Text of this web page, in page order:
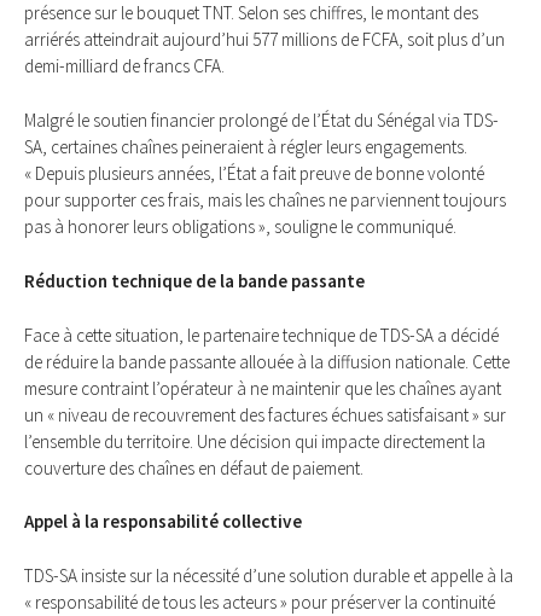
présence sur le bouquet TNT. Selon ses chiffres, le montant des
arriérés atteindrait aujourd’hui 577 millions de FCFA, soit plus d’un
demi-milliard de francs CFA.
Malgré le soutien financier prolongé de l’État du Sénégal via TDS-
SA, certaines chaînes peineraient à régler leurs engagements.
« Depuis plusieurs années, l’État a fait preuve de bonne volonté
pour supporter ces frais, mais les chaînes ne parviennent toujours
pas à honorer leurs obligations », souligne le communiqué.
Réduction technique de la bande passante
Face à cette situation, le partenaire technique de TDS-SA a décidé
de réduire la bande passante allouée à la diffusion nationale. Cette
mesure contraint l’opérateur à ne maintenir que les chaînes ayant
un « niveau de recouvrement des factures échues satisfaisant » sur
l’ensemble du territoire. Une décision qui impacte directement la
couverture des chaînes en défaut de paiement.
Appel à la responsabilité collective
TDS-SA insiste sur la nécessité d’une solution durable et appelle à la
« responsabilité de tous les acteurs » pour préserver la continuité